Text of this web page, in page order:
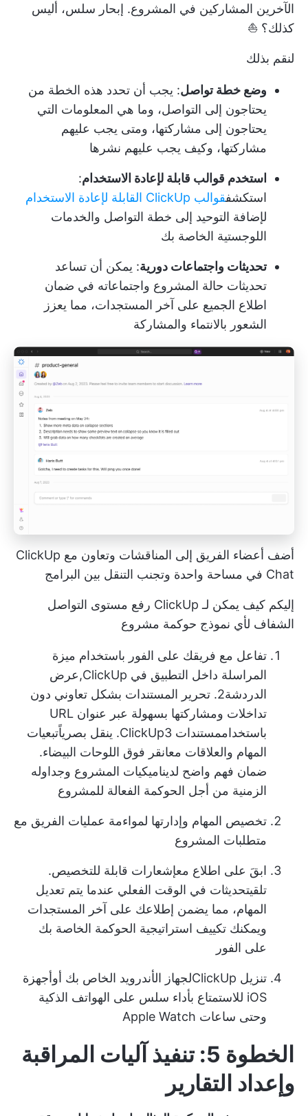
الآخرين المشاركين في المشروع. إبحار سلس، أليس
كذلك؟ ⛵
لنقم بذلك
وضع خطة تواصل: يجب أن تحدد هذه الخطة من
يحتاجون إلى التواصل، وما هي المعلومات التي
يحتاجون إلى مشاركتها، ومتى يجب عليهم
مشاركتها، وكيف يجب عليهم نشرها
استخدم قوالب قابلة لإعادة الاستخدام:
استكشفقوالب ClickUp القابلة لإعادة الاستخدام
لإضافة التوحيد إلى خطة التواصل والخدمات
اللوجستية الخاصة بك
تحديثات واجتماعات دورية: يمكن أن تساعد
تحديثات حالة المشروع واجتماعاته في ضمان
اطلاع الجميع على آخر المستجدات، مما يعزز
الشعور بالانتماء والمشاركة
أضف أعضاء الفريق إلى المناقشات وتعاون مع ClickUp
Chat في مساحة واحدة وتجنب التنقل بين البرامج
إليكم كيف يمكن لـ ClickUp رفع مستوى التواصل
الشفاف لأي نموذج حوكمة مشروع
تفاعل مع فريقك على الفور باستخدام ميزة
المراسلة داخل التطبيق في ClickUp,
عرض
الدردشة
2. تحرير المستندات بشكل تعاوني دون
تداخلات ومشاركتها بسهولة عبر عنوان URL
باستخداممستندات ClickUp 3. ينقل بصرياً
تبعيات
المهام والعلاقات معانقر فوق اللوحات البيضاء.
ضمان فهم واضح لديناميكيات المشروع وجداوله
الزمنية من أجل الحوكمة الفعالة للمشروع
تخصيص المهام وإدارتها لمواءمة عمليات الفريق مع
متطلبات المشروع
ابقَ على اطلاع معإشعارات قابلة للتخصيص.
تلقيتحديثات في الوقت الفعلي عندما يتم تعديل
المهام، مما يضمن إطلاعك على آخر المستجدات
ويمكنك تكييف استراتيجية الحوكمة الخاصة بك
على الفور
تنزيل ClickUp لجهاز الأندرويد الخاص بك أوأجهزة
iOS للاستمتاع بأداء سلس على الهواتف الذكية
وحتى ساعات Apple Watch
الخطوة 5: تنفيذ آليات المراقبة
وإعداد التقارير